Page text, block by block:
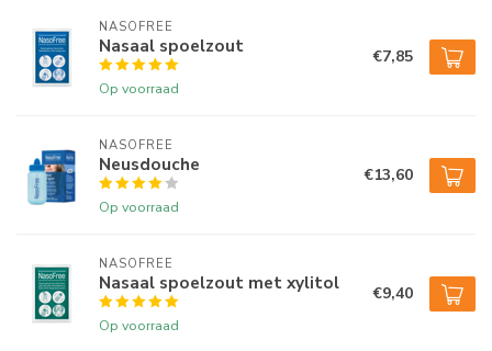
Verstopping van de neusbijholten
Inhalatieallergie door bijvoorbeeld pollen, huisstofmijt en
dierlijke huidschilfers
neus, hoofdpijn, slapeloosheid en niezen.
Door de neus te reinigen met de NasuClear™ en nasaal
spoelzoet maakt u de neus en neusbijholten schoon. Daardoor
De KNO-arts kan de NasuClear™ ook adviseren na een operatie
of bezoek aan de polikliniek.
NASOFREE
Nasaal spoelzout
Op voorraad
€7,85
NASOFREE
Neusdouche
Op voorraad
€13,60
NASOFREE
Nasaal spoelzout met xylitol
Op voorraad
€9,40